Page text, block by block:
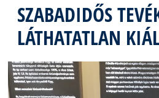
SZABADIDŐS
LÁTHATATLAN